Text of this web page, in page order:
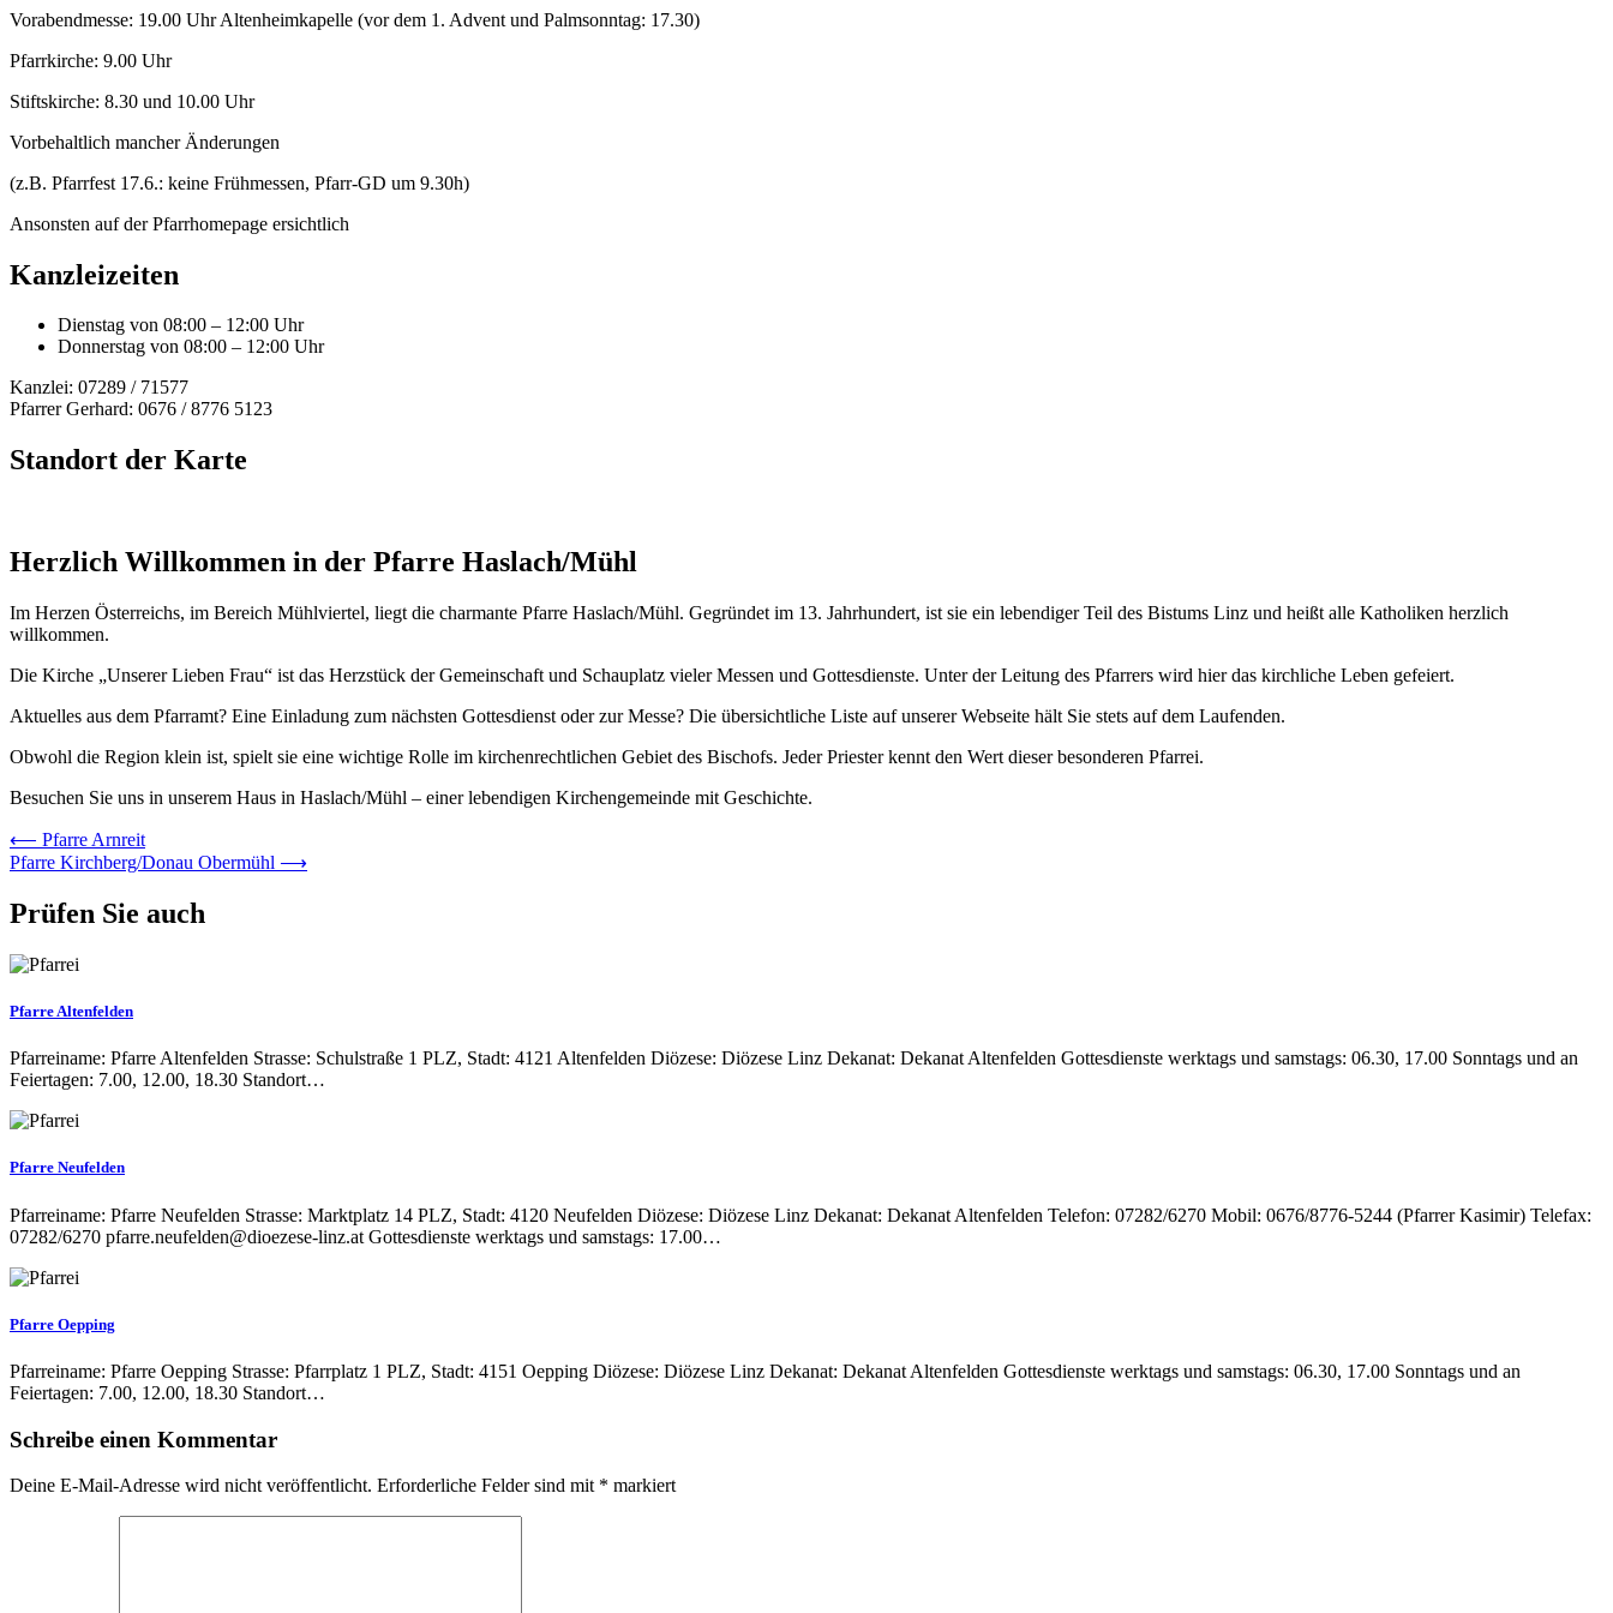
Vorabendmesse: 19.00 Uhr Altenheimkapelle (vor dem 1. Advent und Palmsonntag: 17.30)
Pfarrkirche: 9.00 Uhr
Stiftskirche: 8.30 und 10.00 Uhr
Vorbehaltlich mancher Änderungen
(z.B. Pfarrfest 17.6.: keine Frühmessen, Pfarr-GD um 9.30h)
Ansonsten auf der Pfarrhomepage ersichtlich
Kanzleizeiten
Dienstag von 08:00 – 12:00 Uhr
Donnerstag von 08:00 – 12:00 Uhr
Kanzlei: 07289 / 71577
Pfarrer Gerhard: 0676 / 8776 5123
Standort der Karte
Herzlich Willkommen in der Pfarre Haslach/Mühl
Im Herzen Österreichs, im Bereich Mühlviertel, liegt die charmante Pfarre Haslach/Mühl. Gegründet im 13. Jahrhundert, ist sie ein lebendiger Teil des Bistums Linz und heißt alle Katholiken herzlich
willkommen.
Die Kirche „Unserer Lieben Frau“ ist das Herzstück der Gemeinschaft und Schauplatz vieler Messen und Gottesdienste. Unter der Leitung des Pfarrers wird hier das kirchliche Leben gefeiert.
Aktuelles aus dem Pfarramt? Eine Einladung zum nächsten Gottesdienst oder zur Messe? Die übersichtliche Liste auf unserer Webseite hält Sie stets auf dem Laufenden.
Obwohl die Region klein ist, spielt sie eine wichtige Rolle im kirchenrechtlichen Gebiet des Bischofs. Jeder Priester kennt den Wert dieser besonderen Pfarrei.
Besuchen Sie uns in unserem Haus in Haslach/Mühl – einer lebendigen Kirchengemeinde mit Geschichte.
Beitrags-
Navigation
⟵ Pfarre Arnreit
Pfarre Kirchberg/Donau Obermühl ⟶
Prüfen Sie auch
Pfarre Altenfelden
Pfarreiname: Pfarre Altenfelden Strasse: Schulstraße 1 PLZ, Stadt: 4121 Altenfelden Diözese: Diözese Linz Dekanat: Dekanat Altenfelden Gottesdienste werktags und samstags: 06.30, 17.00 Sonntags und an
Feiertagen: 7.00, 12.00, 18.30 Standort…
Pfarre Neufelden
Pfarreiname: Pfarre Neufelden Strasse: Marktplatz 14 PLZ, Stadt: 4120 Neufelden Diözese: Diözese Linz Dekanat: Dekanat Altenfelden Telefon: 07282/6270 Mobil: 0676/8776-5244 (Pfarrer Kasimir) Telefax:
07282/6270 pfarre.neufelden@dioezese-linz.at Gottesdienste werktags und samstags: 17.00…
Pfarre Oepping
Pfarreiname: Pfarre Oepping Strasse: Pfarrplatz 1 PLZ, Stadt: 4151 Oepping Diözese: Diözese Linz Dekanat: Dekanat Altenfelden Gottesdienste werktags und samstags: 06.30, 17.00 Sonntags und an
Feiertagen: 7.00, 12.00, 18.30 Standort…
Schreibe einen Kommentar
Deine E-Mail-Adresse wird nicht veröffentlicht. Erforderliche Felder sind mit * markiert